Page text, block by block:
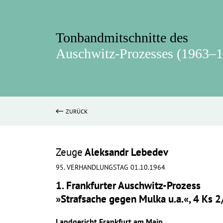
Tonbandmitschnitte des
Auschwitz-Prozesses
ZURÜCK
ZeugeAleksandr Lebedev
95. VERHANDLUNGSTAG 01.10.1964
1. Frankfurter Auschwitz-Prozess
»Strafsache gegen Mulka u.a.«, 4 Ks